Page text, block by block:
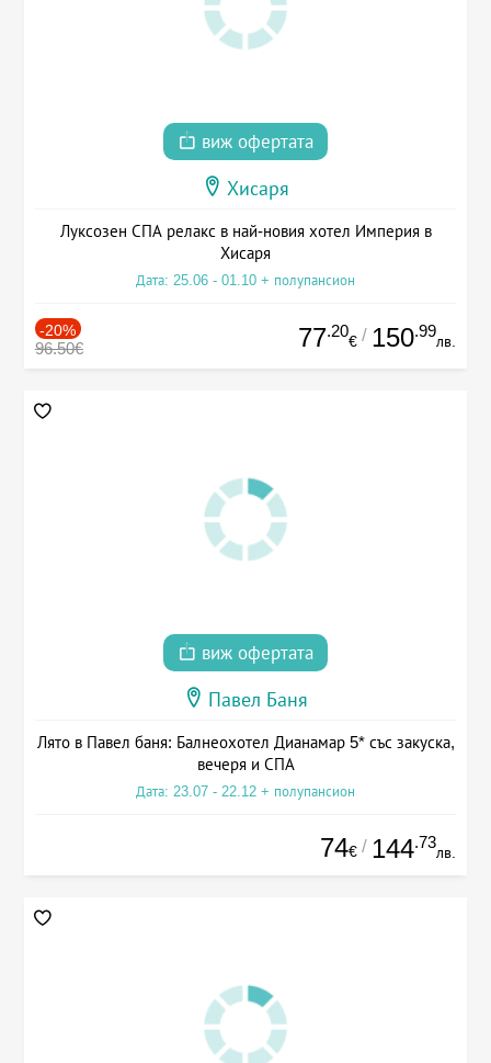
виж офертата
Хисаря
Луксозен СПА релакс в най-новия хотел Империя в
Хисаря
Дата: 25.06 - 01.10 + полупансион
-20%
96.50€ 77.20
€ / 150.99
лв.
виж офертата
Павел Баня
Лято в Павел баня: Балнеохотел Дианамар 5* със закуска,
вечеря и СПА
Дата: 23.07 - 22.12 + полупансион
74€ / 144.73
лв.